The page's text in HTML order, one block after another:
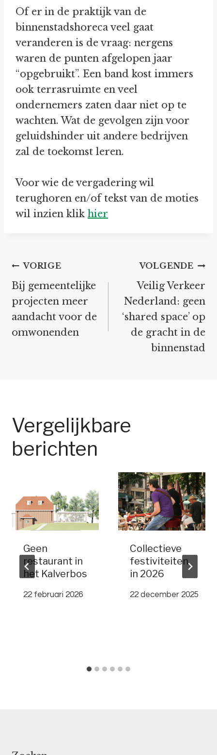
Of er in de praktijk van de
binnenstadshoreca veel gaat
veranderen is de vraag: nergens
waren de punten afgelopen jaar
“opgebruikt”. Een band kost immers
ook terrasruimte en veel
ondernemers zaten daar niet op te
wachten. Wat de gevolgen zijn voor
geluidshinder uit andere bedrijven
zal de toekomst leren.
Voor wie de vergadering wil
terughoren en/of tekst van de moties
wil inzien klik hier
Bericht
navigatie
VORIGE
Bij gemeentelijke
projecten meer
aandacht voor de
omwonenden
VOLGENDE
Veilig Verkeer
Nederland: geen
‘shared space’ op
de gracht in de
binnenstad
Vergelijkbare
berichten
Geen
restaurant in
het Kalverbos
22 februari 2026
Collectieve
festiviteiten
in 2026
22 december 2025